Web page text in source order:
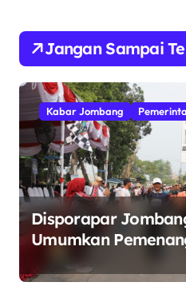
Jangan Sampai
Kabar Jombang
Disporapar
Umumkan
Jalan ROJO 2026.